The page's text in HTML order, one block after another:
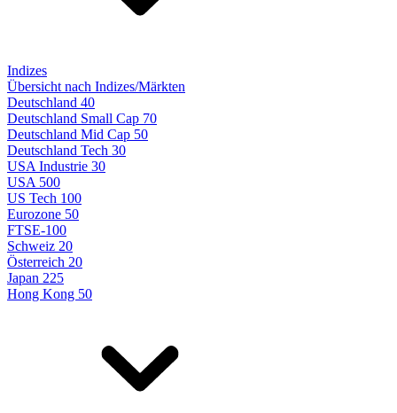
Indizes
Übersicht nach Indizes/Märkten
Deutschland 40
Deutschland Small Cap 70
Deutschland Mid Cap 50
Deutschland Tech 30
USA Industrie 30
USA 500
US Tech 100
Eurozone 50
FTSE-100
Schweiz 20
Österreich 20
Japan 225
Hong Kong 50